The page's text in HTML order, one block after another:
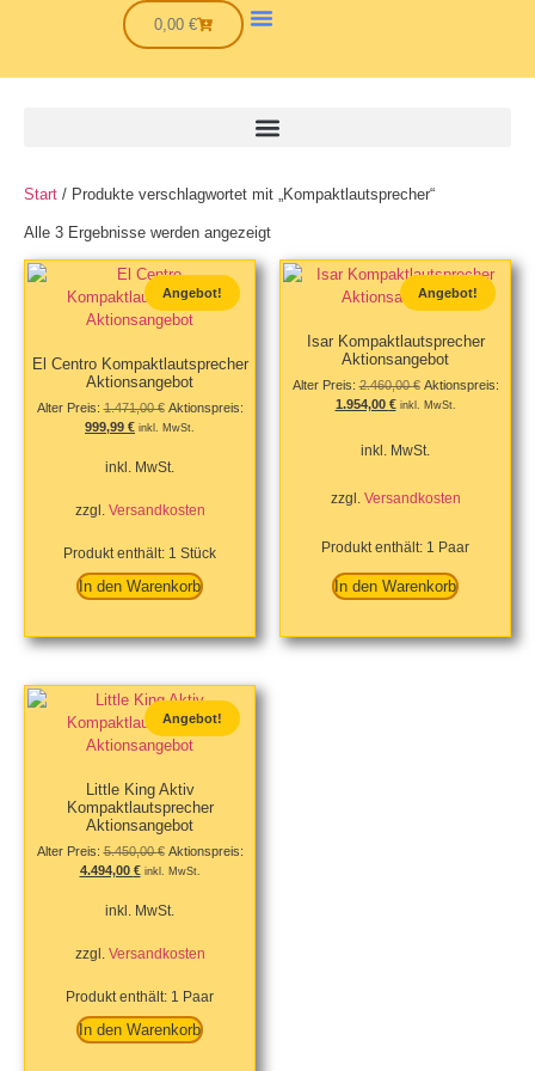
0,00€
Start / Produkte verschlagwortet mit „Kompaktlautsprecher“
Alle 3 Ergebnisse werden angezeigt
Angebot!
El Centro Kompaktlautsprecher
Aktionsangebot
Alter Preis: 1.471,00€ Aktionspreis:
999,99 € inkl. MwSt.
inkl. MwSt.
zzgl. Versandkosten
Produkt enthält: 1 Stück
In den Warenkorb
Angebot!
Isar Kompaktlautsprecher
Aktionsangebot
Alter Preis: 2.460,00€ Aktionspreis:
1.954,00 € inkl. MwSt.
inkl. MwSt.
zzgl. Versandkosten
Produkt enthält: 1 Paar
In den Warenkorb
Angebot!
Little King Aktiv
Kompaktlautsprecher
Aktionsangebot
Alter Preis: 5.450,00€ Aktionspreis:
4.494,00 € inkl. MwSt.
inkl. MwSt.
zzgl. Versandkosten
Produkt enthält: 1 Paar
In den Warenkorb